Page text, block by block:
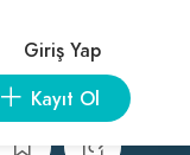
Giriş Yap
Kayıt Ol